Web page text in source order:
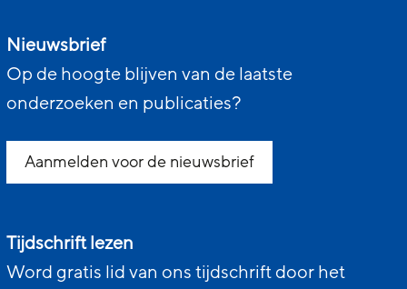
Nieuwsbrief
Op de hoogte blijven van de laatste
onderzoeken en publicaties?
Aanmelden voor de nieuwsbrief
Tijdschrift lezen
Word gratis lid van ons tijdschrift door het